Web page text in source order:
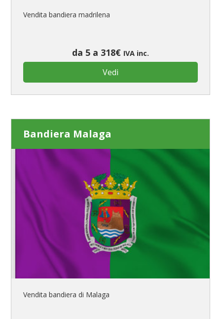
Vendita bandiera madrilena
da 5 a 318€ IVA inc.
Vedi
Bandiera Malaga
Vendita bandiera di Malaga